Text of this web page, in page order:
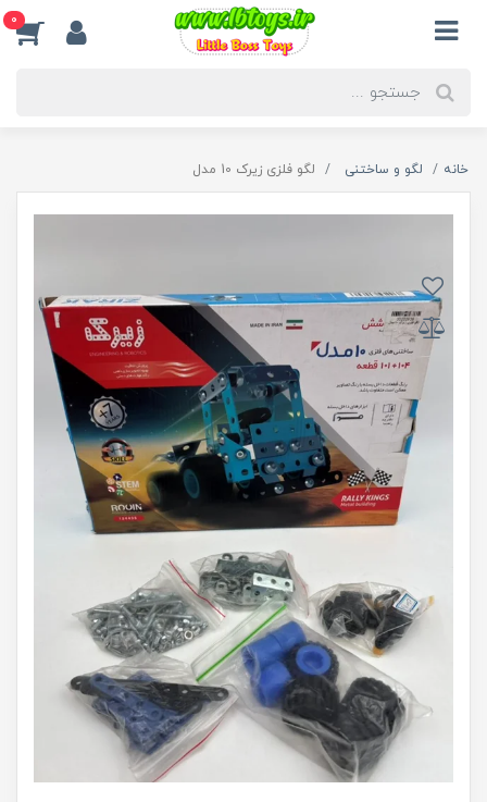
0
خانه لگو و ساختنی لگو فلزی زیرک 10 مدل